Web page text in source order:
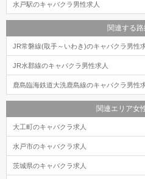
水戸駅のキャバクラ男性求人
関連する
JR常磐線(取手～いわき)のキャバクラ男性
JR水郡線のキャバクラ男性求人
鹿島臨海鉄道大洗鹿島線のキャバクラ男性
関連エリア女
大工町のキャバクラ求人
水戸市のキャバクラ求人
茨城県のキャバクラ求人